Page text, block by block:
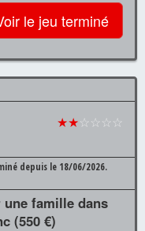
le jeu terminé
★★☆☆☆☆
depuis le 18/06/2026.
famille dans
(550 €)